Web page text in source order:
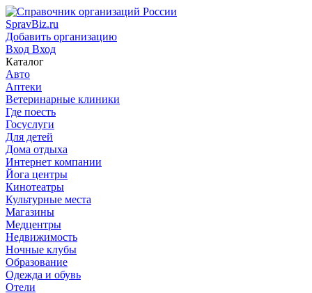
SpravBiz.ru
Добавить организацию
Вход Вход
Каталог
Авто
Аптеки
Ветеринарные клиники
Где поесть
Госуслуги
Для детей
Дома отдыха
Интернет компании
Йога центры
Кинотеатры
Культурные места
Магазины
Медцентры
Недвижимость
Ночные клубы
Образование
Одежда и обувь
Отели